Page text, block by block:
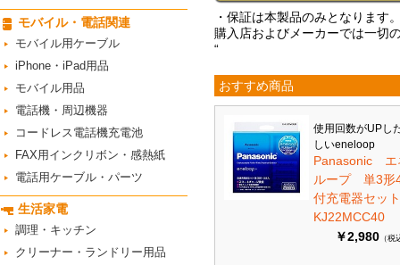
モバイル・電話関連
モバイル用ケーブル
iPhone・iPad用品
モバイル用品
電話機・周辺機器
コードレス電話機充電池
FAX用インクリボン・感熱紙
電話用ケーブル・パーツ
生活家電
調理・キッチン
クリーナー・ランドリー用品
・保証は本製品のみとなります
購入店およびメーカーでは一切
“
おすすめ商品
使用回数がUPし
しいeneloop
Panasonic エ
ループ 単3形
付充電器セッ
KJ22MCC40
￥2,980 （税